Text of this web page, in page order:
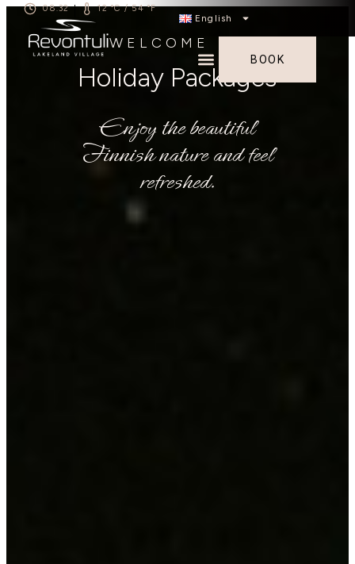
08.32 | 12 °C / 54 °F
English
BOOK
WELCOME TO
Holiday Packages
Enjoy the beautiful
Finnish nature and feel
refreshed.